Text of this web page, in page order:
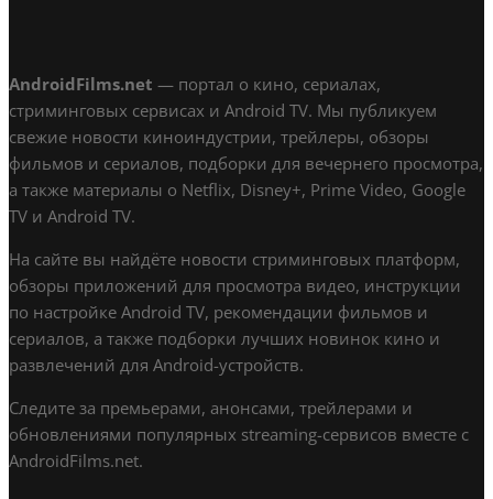
AndroidFilms.net — портал о кино, сериалах,
стриминговых сервисах и Android TV. Мы публикуем
свежие новости киноиндустрии, трейлеры, обзоры
фильмов и сериалов, подборки для вечернего просмотра,
а также материалы о Netflix, Disney+, Prime Video, Google
TV и Android TV.
На сайте вы найдёте новости стриминговых платформ,
обзоры приложений для просмотра видео, инструкции
по настройке Android TV, рекомендации фильмов и
сериалов, а также подборки лучших новинок кино и
развлечений для Android-устройств.
Следите за премьерами, анонсами, трейлерами и
обновлениями популярных streaming-сервисов вместе с
AndroidFilms.net.